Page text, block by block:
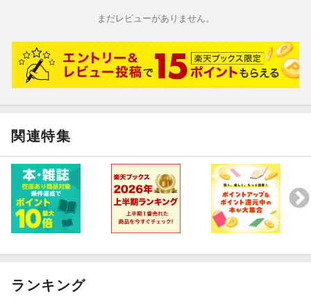
まだレビューがありません。
関連特集
ランキング